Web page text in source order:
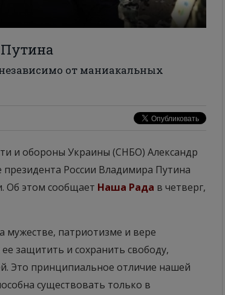
независимо от маниакальных
и обороны Украины (СНБО) Александр
России Владимира Путина
Об этом сообщает Наша Рада в четверг,
мужестве, патриотизме и вере
защитить и сохранить свободу,
Это принципиальное отличие нашей
существовать только в